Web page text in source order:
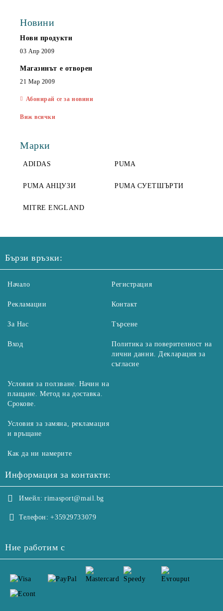
Новини
Нови продукти
03 Апр 2009
Магазинът е отворен
21 Мар 2009
Абонирай се за новини
Виж всички
Марки
ADIDAS PUMA
PUMA АНЦУЗИ PUMA СУЕТШЪРТИ
MITRE ENGLAND
Бързи връзки:
Начало
Рекламации
За Нас
Вход
Регистрация
Контакт
Търсене
Политика за поверителност на
лични данни. Декларация за
съгласие
Условия за ползване. Начин на
плащане. Метод на доставка.
Срокове.
Условия за замяна, рекламация
и връщане
Как да ни намерите
Информация за контакти:
Имейл: rimasport@mail.bg
Телефон: +35929733079
Ние работим с